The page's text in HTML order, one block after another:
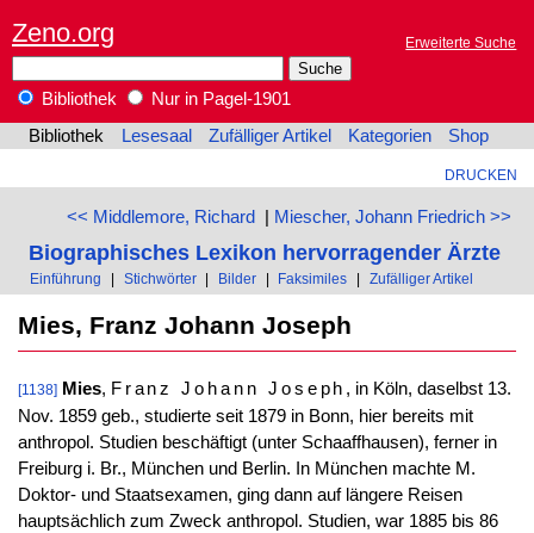
Zeno.org Erweiterte Suche
Bibliothek
Nur in Pagel-1901
Bibliothek
Lesesaal Zufälliger Artikel Kategorien Shop
DRUCKEN
<< Middlemore, Richard| Miescher, Johann Friedrich >>
Biographisches Lexikon hervorragender Ärzte
Einführung | Stichwörter | Bilder | Faksimiles | Zufälliger Artikel
Mies, Franz Johann Joseph
[1138] Mies, Franz Johann Joseph , in Köln, daselbst 13.
Nov. 1859 geb., studierte seit 1879 in Bonn, hier bereits mit
anthropol. Studien beschäftigt (unter Schaaffhausen), ferner in
Freiburg i. Br., München und Berlin. In München machte M.
Doktor- und Staatsexamen, ging dann auf längere Reisen
hauptsächlich zum Zweck anthropol. Studien, war 1885 bis 86